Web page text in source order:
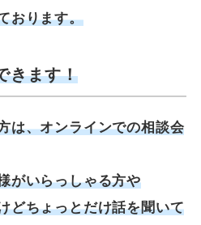
おります。
きます！
は、オンラインでの相談会
がいらっしゃる方や
どちょっとだけ話を聞いて